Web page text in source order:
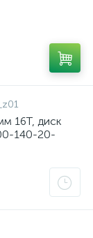
16Т, диск
140-20-